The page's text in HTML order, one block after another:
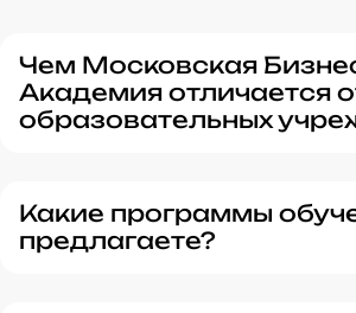
Чем Московская
Академия отличается
образовательных
Какие программы
предлагаете?